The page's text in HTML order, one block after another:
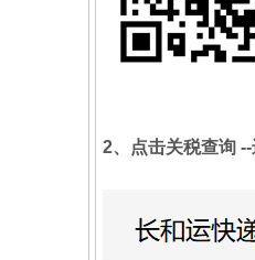
2、点击关税查询